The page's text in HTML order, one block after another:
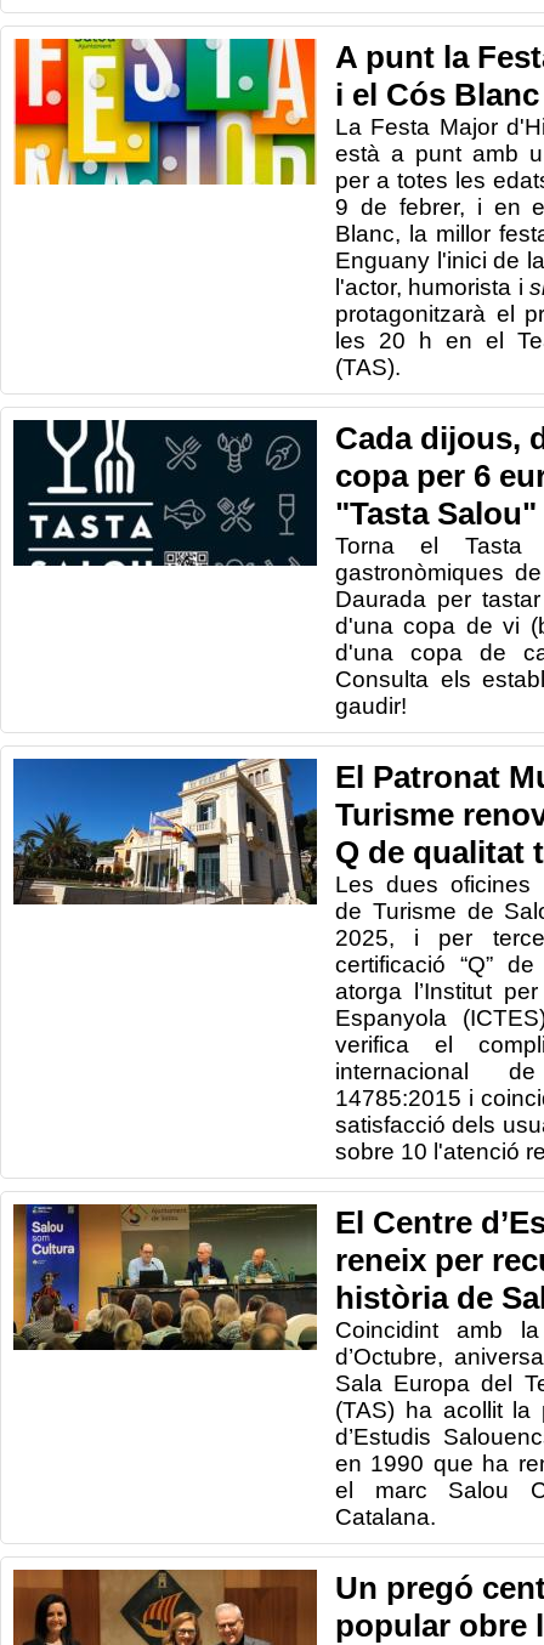
A punt la
i el Cós Blanc
La Festa Major
està a punt amb
per a totes les
9 de febrer, i en
Blanc, la millor
Enguany l'inici de
l'actor, humorista i
protagonitzarà el
les 20 h en el
(TAS).
Cada dijous,
copa per 6
"Tasta Salou"
Torna el Tasta
gastronòmiques
Daurada per
d'una copa de vi
d'una copa de
Consulta els
gaudir!
El Patronat
Turisme
Q de qualitat
Les dues oficines
de Turisme de
2025, i per
certificació “Q”
atorga l’Institut
Espanyola
verifica el
internacional
14785:2015 i
satisfacció dels
sobre 10 l'atenció
El Centre
reneix per
història de
Coincidint amb
d’Octubre,
Sala Europa del
(TAS) ha acollit la
d’Estudis
en 1990 que ha
el marc Salou
Catalana.
Un pregó
popular obre